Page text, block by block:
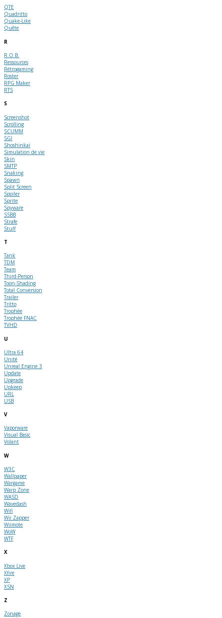
QTE
Quadritto
Quake-Like
Quête
R
R.O.B.
Ressources
Rétrogaming
Roster
RPG Maker
RTS
S
Screenshot
Scrolling
SCUMM
SGI
Shoshinkai
Simulation de vie
Skin
SMTP
Snaking
Spawn
Split Screen
Spoiler
Sprite
Spyware
SSBB
Strafe
Stuff
T
Tank
TDM
Team
Third-Person
Toon-Shading
Total Conversion
Trailer
Tritto
Trophée
Trophée FNAC
TVHD
U
Ultra 64
Unité
Unreal Engine 3
Update
Upgrade
Upkeep
URL
USB
V
Vaporware
Visual Basic
Volant
W
W3C
Wallpaper
Wargame
Warp Zone
WASD
Wavedash
Wifi
Wii Zapper
Wiimote
WoW
WTF
X
Xbox Live
Xfire
XP
XSN
Z
Zonage